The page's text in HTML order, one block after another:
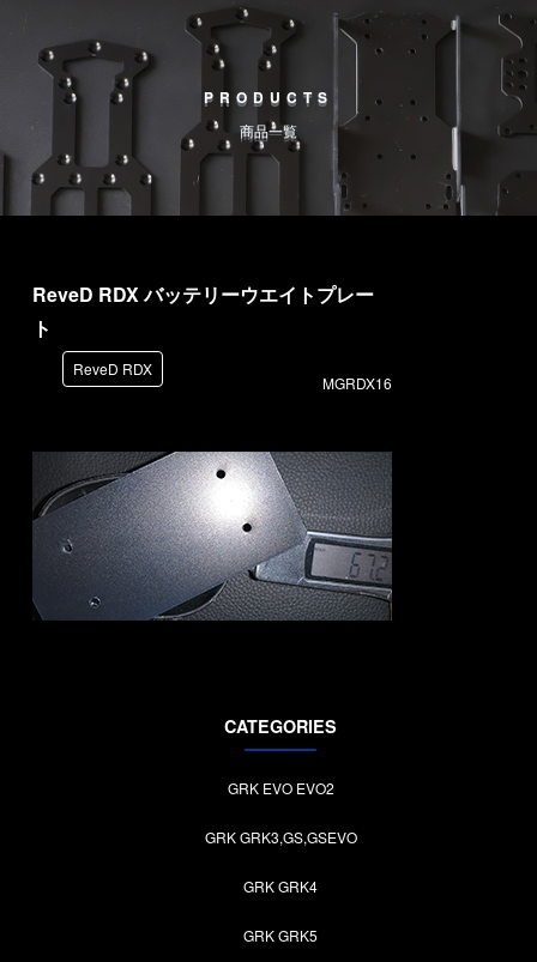
PRODUCTS
商品一覧
CATEGORIES
GRK EVO EVO2
GRK GRK3,GS,GSEVO
GRK GRK4
GRK GRK5
ReveD RDX バッテリーウエイトプレー
ト
ReveD RDX
MGRDX16